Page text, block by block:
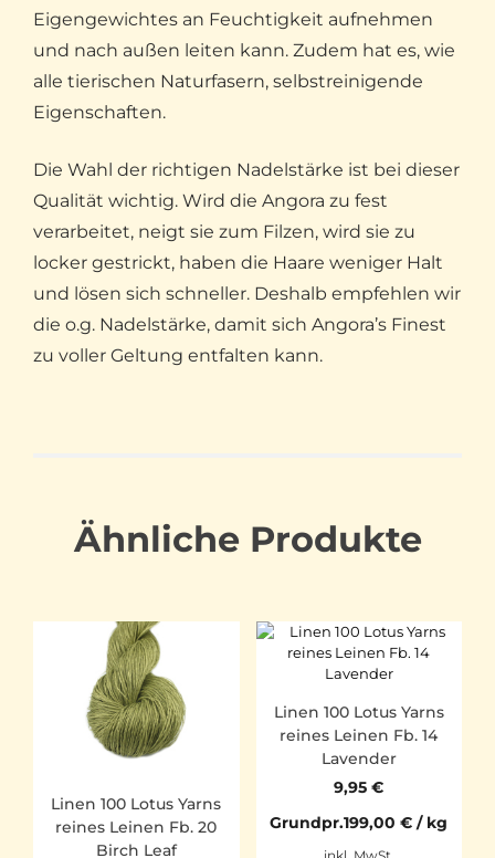
Eigengewichtes an Feuchtigkeit aufnehmen
und nach außen leiten kann. Zudem hat es, wie
alle tierischen Naturfasern, selbstreinigende
Eigenschaften.
Die Wahl der richtigen Nadelstärke ist bei dieser
Qualität wichtig. Wird die Angora zu fest
verarbeitet, neigt sie zum Filzen, wird sie zu
locker gestrickt, haben die Haare weniger Halt
und lösen sich schneller. Deshalb empfehlen wir
die o.g. Nadelstärke, damit sich Angora’s Finest
zu voller Geltung entfalten kann.
Ähnliche Produkte
Linen 100 Lotus Yarns
reines Leinen Fb. 20
Birch Leaf
Linen 100 Lotus Yarns
reines Leinen Fb. 14
Lavender
9,95€
Grundpr.199,00€ / kg